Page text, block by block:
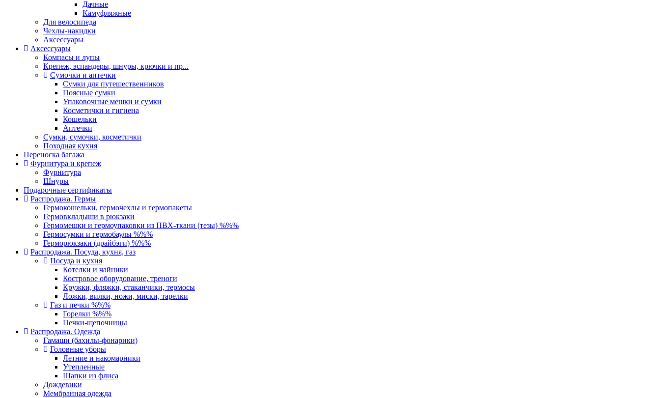
Дачные
Камуфляжные
Для велосипеда
Чехлы-накидки
Аксессуары
Аксессуары
Компасы и лупы
Крепеж, эспандеры, шнуры, крючки и пр...
Сумочки и аптечки
Сумки для путешественников
Поясные сумки
Упаковочные мешки и сумки
Косметички и гигиена
Кошельки
Аптечки
Сумки, сумочки, косметички
Походная кухня
Переноска багажа
Фурнитура и крепеж
Фурнитура
Шнуры
Подарочные сертификаты
Распродажа. Гермы
Гермокошельки, гермочехлы и гермопакеты
Гермовкладыши в рюкзаки
Гермомешки и гермоупаковки из ПВХ-ткани (тезы) %%%
Гермосумки и гермобаулы %%%
Герморюкзаки (драйбэги) %%%
Распродажа. Посуда, кухня, газ
Посуда и кухня
Котелки и чайники
Костровое оборудование, треноги
Кружки, фляжки, стаканчики, термосы
Ложки, вилки, ножи, миски, тарелки
Газ и печки %%%
Горелки %%%
Печки-щепочницы
Распродажа. Одежда
Гамаши (бахилы-фонарики)
Головные уборы
Летние и накомарники
Утепленные
Шапки из флиса
Дождевики
Мембранная одежда